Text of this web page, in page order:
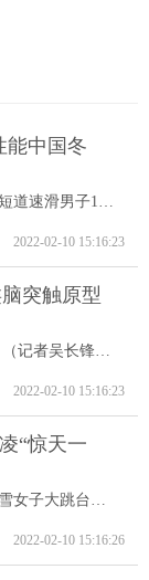
能中国冬
2022-02-10 15:16:23
突触原型
2022-02-10 15:16:23
“惊天一
2022-02-10 15:16:26